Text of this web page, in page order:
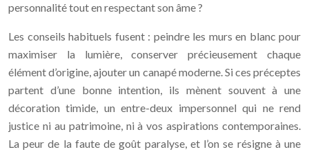
personnalité tout en respectant son âme ?
Les conseils habituels fusent : peindre les murs en blanc pour
maximiser la lumière, conserver précieusement chaque
élément d’origine, ajouter un canapé moderne. Si ces préceptes
partent d’une bonne intention, ils mènent souvent à une
décoration timide, un entre-deux impersonnel qui ne rend
justice ni au patrimoine, ni à vos aspirations contemporaines.
La peur de la faute de goût paralyse, et l’on se résigne à une